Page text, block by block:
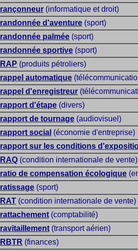
rançonneur (informatique et droit)
randonnée d'aventure (sport)
randonnée palmée (sport)
randonnée sportive (sport)
RAP (produits pétroliers)
rappel automatique
rappel d'enregistreur
rapport d'étape (divers)
rapport de tournage (audiovisuel)
rapport social (économie d'entreprise)
rapport sur les conditions
RAQ (condition internationale de vente)
ratio de compensation écologique
ratissage (sport)
RAT (condition internationale de vente)
rattachement (comptabilité)
ravitaillement (transport aérien)
RBTR (finances)